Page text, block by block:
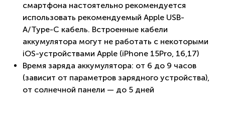
смартфона настоятельно рекомендуется
использовать рекомендуемый Apple USB-
A/Type-C кабель. Встроенные кабели
аккумулятора могут не работать с некоторыми
iOS-устройствами Apple (iPhone 15Pro, 16,17)
Время заряда аккумулятора: от 6 до 9 часов
(зависит от параметров зарядного устройства),
от солнечной панели — до 5 дней